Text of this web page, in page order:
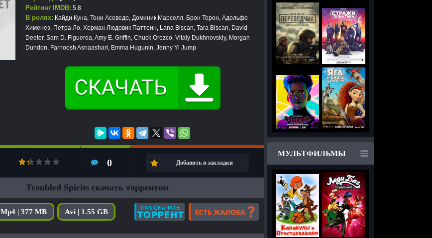
Рейтинг IMDB: 5.8
В ролях: Кайди Куна, Тони Асеведо, Доминик Марселл, Брон Терон, Адольфо
Хименез, Петра Ло, Херман Людовик Паттеин, Lana Biscan, Tara Biscan, David
Deeter, Sam D. Figueroa, Amy E. Griffin, Chuck Orozco, Vitaly Dukhnovskiy, Morgan
Dundon, Farnoosh Asnaashari, Emma Hugunin, Jenny Yi Jump
0 Добавить в закладки
Troubled Spirits скачать торрентом
Mp4 | 377 MB Avi | 1.55 GB
МУЛЬТФИЛЬМЫ